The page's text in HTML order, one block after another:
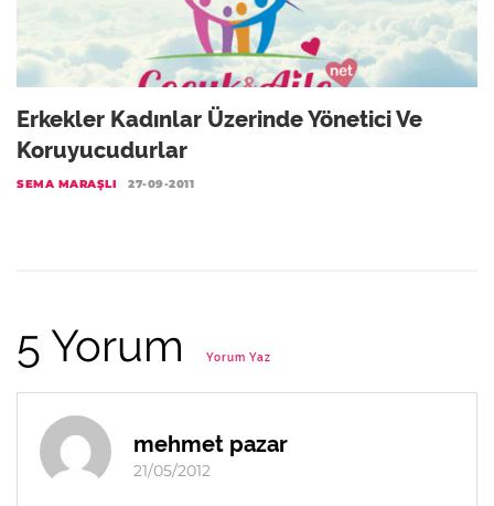
Erkekler Kadınlar Üzerinde Yönetici Ve
Koruyucudurlar
SEMA MARAŞLI 27-09-2011
5 Yorum Yorum Yaz
mehmet pazar
21/05/2012